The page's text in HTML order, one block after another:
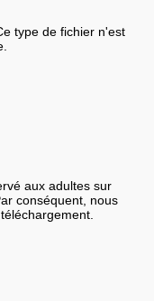
type de fichier n'est
aux adultes sur
conséquent, nous